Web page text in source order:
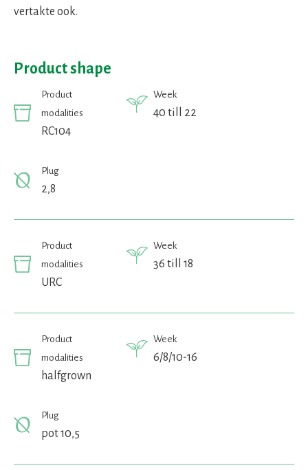
vertakte ook.
Product shape
Product
modalities
RC104
Week
40 till 22
Plug
2,8
Product
modalities
URC
Week
36 till 18
Product
modalities
halfgrown
Week
6/8/10-16
Plug
pot 10,5